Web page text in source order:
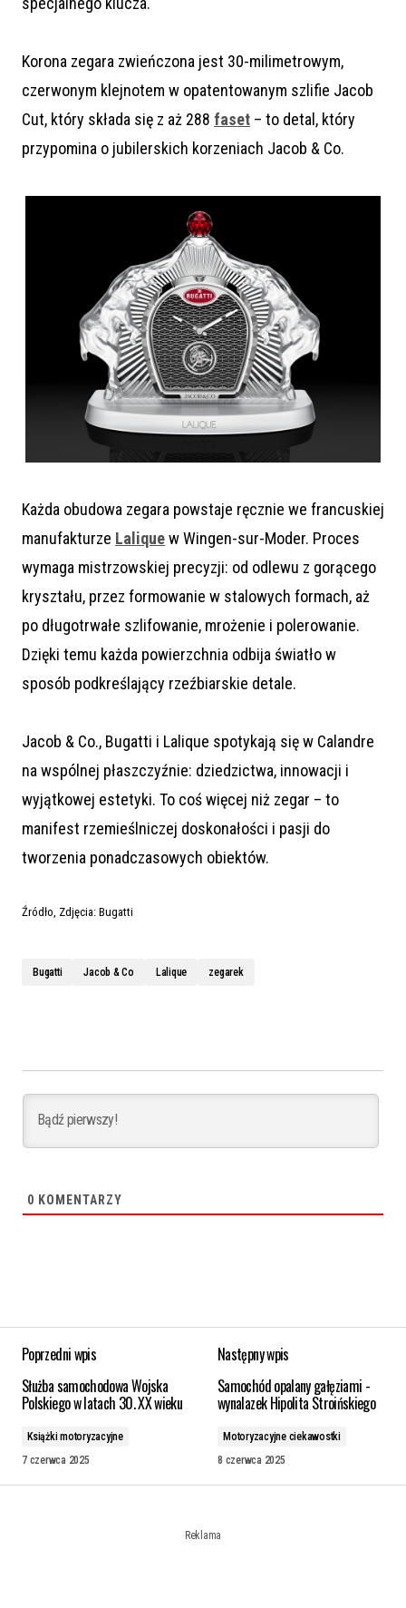
Korona zegara zwieńczona jest 30-milimetrowym,
czerwonym klejnotem w opatentowanym szlifie Jacob
Cut, który składa się z aż 288 faset – to detal, który
przypomina o jubilerskich korzeniach Jacob & Co.
Każda obudowa zegara powstaje ręcznie we francuskiej
manufakturze Laliquew Wingen-sur-Moder. Proces
wymaga mistrzowskiej precyzji: od odlewu z gorącego
kryształu, przez formowanie w stalowych formach, aż
po długotrwałe szlifowanie, mrożenie i polerowanie.
Dzięki temu każda powierzchnia odbija światło w
sposób podkreślający rzeźbiarskie detale.
Jacob & Co., Bugatti i Lalique spotykają się w Calandre
na wspólnej płaszczyźnie: dziedzictwa, innowacji i
wyjątkowej estetyki. To coś więcej niż zegar – to
manifest rzemieślniczej doskonałości i pasji do
tworzenia ponadczasowych obiektów.
Źródło, Zdjęcia: Bugatti
Bugatti Jacob & Co Lalique zegarek
0 KOMENTARZY
Poprzedni wpis
Służba samochodowa Wojska
Polskiego w latach 30. XX wieku
Książki motoryzacyjne
7 czerwca 2025
Następny wpis
Samochód opalany gałęziami -
wynalazek Hipolita Stroińskiego
Motoryzacyjne ciekawostki
8 czerwca 2025
Reklama